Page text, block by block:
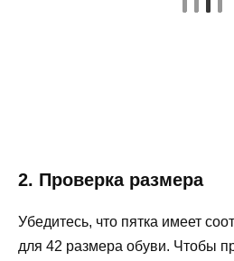
2. Проверка размера
Убедитесь, что пятка имеет
для 42 размера обуви. Чтобы